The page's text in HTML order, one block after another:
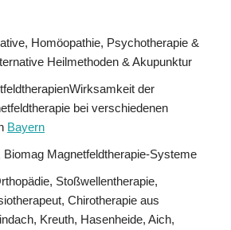
‎Homöopathie, ‎Psychotherapie &
Heilmethoden & Akupunktur
der
bei verschiedenen
Bayern
Magnetfeldtherapie-Systeme
Stoßwellentherapie,
Chirotherapie aus
Kreuth, Hasenheide, Aich,